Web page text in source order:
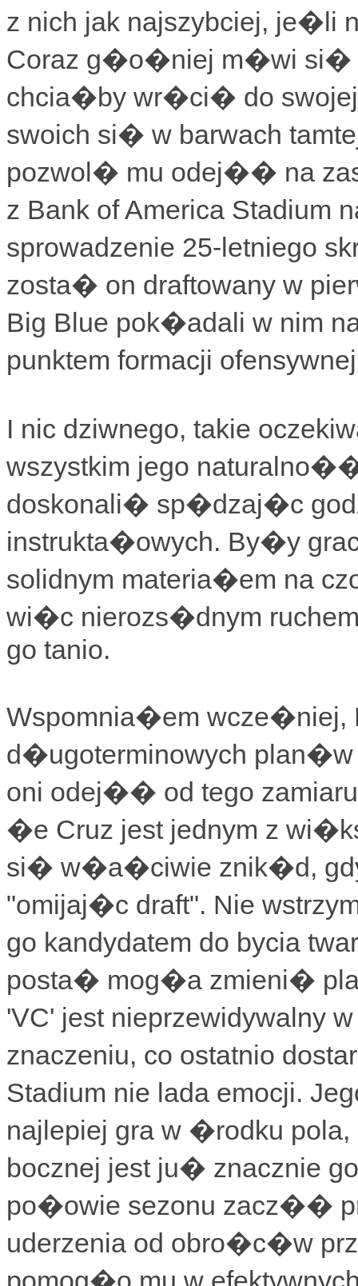
z nich jak najszybciej, je�li
Coraz g�o�niej m�wi si�
chcia�by wr�ci� do
swoich si� w barwach
pozwol� mu odej�� na
z Bank of America Stadium
sprowadzenie 25-letniego
zosta� on draftowany w
Big Blue pok�adali w nim
punktem formacji
I nic dziwnego, takie
wszystkim jego
doskonali� sp�dzaj�c
instrukta�owych. By�y
solidnym materia�em na
wi�c nierozs�dnym
go tanio.
Wspomnia�em
d�ugoterminowych
oni odej�� od tego
�e Cruz jest jednym z
si� w�a�ciwie znik�d,
"omijaj�c draft". Nie
go kandydatem do bycia
posta� mog�a zmieni�
'VC' jest nieprzewidywalny
znaczeniu, co ostatnio
Stadium nie lada emocji.
najlepiej gra w �rodku
bocznej jest ju� znacznie
po�owie sezonu zacz��
uderzenia od obro�c�w